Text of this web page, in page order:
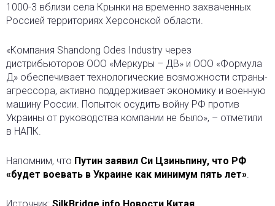
1000-3 вблизи села Крынки на временно захваченных
Россией территориях Херсонской области.
«Компания Shandong Odes Industry через
дистрибьюторов ООО «Меркуры – ДВ» и ООО «Формула
Д» обеспечивает технологические возможности страны-
агрессора, активно поддерживает экономику и военную
машину России. Попыток осудить войну РФ против
Украины от руководства компании не было», – отметили
в НАПК.
Напомним, что Путин заявил Си Цзиньпину, что РФ
«будет воевать в Украине как минимум пять лет»
Источник: SilkBridge.info Новости Китая